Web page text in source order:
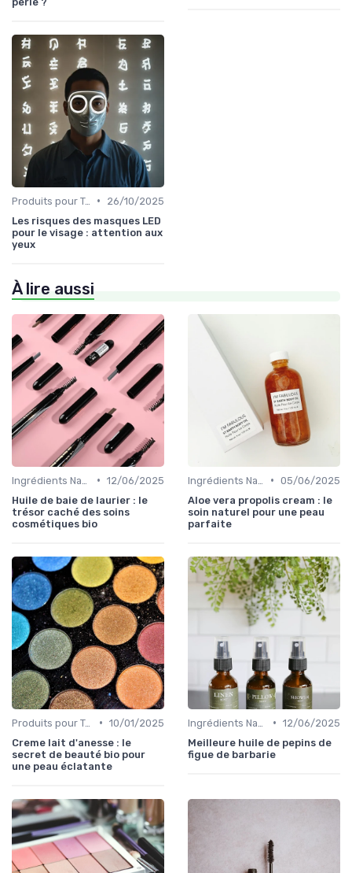
Produits pour Types de Peau •
26/10/2025
Les risques des masques LED
pour le visage : attention aux
yeux
À lire aussi
• 12/06/2025
Huile de baie de laurier : le
trésor caché des soins
cosmétiques bio
• 05/06/2025
Aloe vera propolis cream : le
soin naturel pour une peau
parfaite
Produits pour Types de Peau • 10/01/2025
Creme lait d'anesse : le
secret de beauté bio pour
une peau éclatante
• 12/06/2025
Meilleure huile de pepins de
figue de barbarie